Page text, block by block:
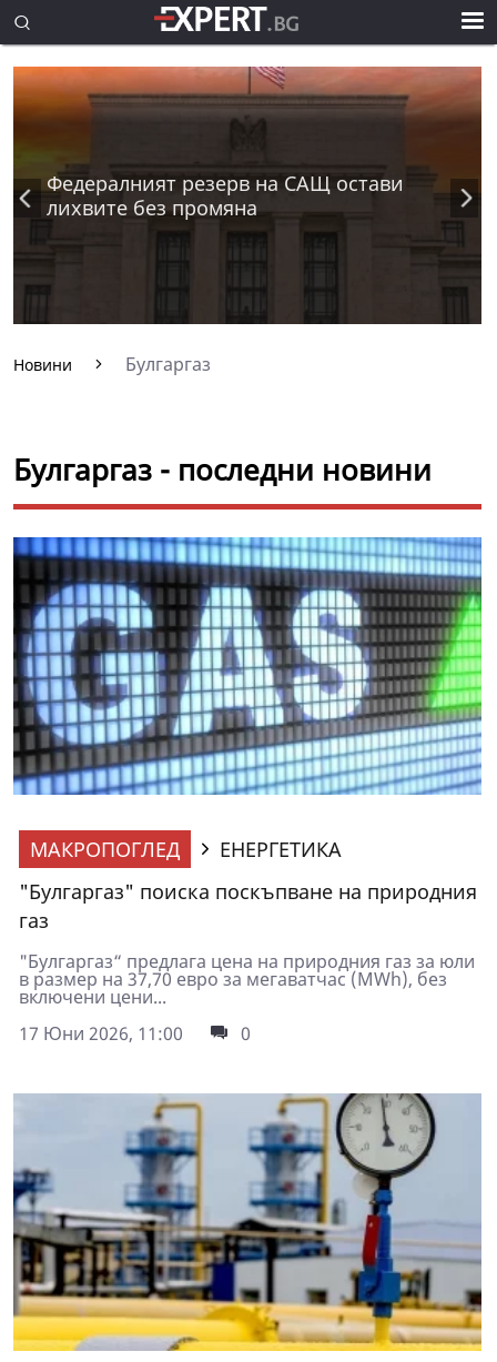
Федералният резерв на САЩ остави
лихвите без промяна
Новини Булгаргаз
Булгаргаз - последни новини
МАКРОПОГЛЕД
ЕНЕРГЕТИКА
"Булгаргаз" поиска поскъпване на природния
газ
"Булгаргаз“ предлага цена на природния газ за юли
в размер на 37,70 евро за мегаватчас (MWh), без
включени цени...
17 Юни 2026, 11:00
0